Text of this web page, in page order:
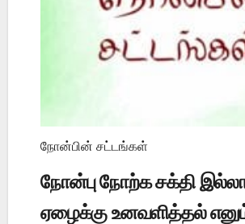
நோன்பின் சட்டங்கள்
நோன்பு நோற்க சக்தி
ஏழைக்கு உனவளித்தல் எனும்